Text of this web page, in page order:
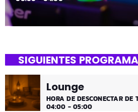
SIGUIENTES
Lounge
HORA DE DESCONECTAR DE
04:00 - 05:00